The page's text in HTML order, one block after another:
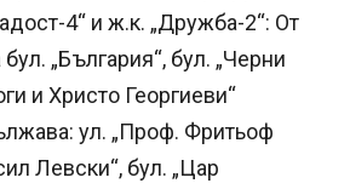
4“ и ж.к. „Дружба-2“: От
„България“, бул. „Черни
и Христо Георгиеви“
ул. „Проф. Фритьоф
Левски“, бул. „Цар